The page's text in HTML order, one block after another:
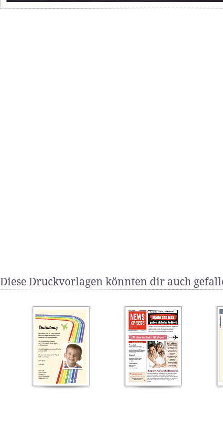
Diese Druckvorlagen könnten dir auch